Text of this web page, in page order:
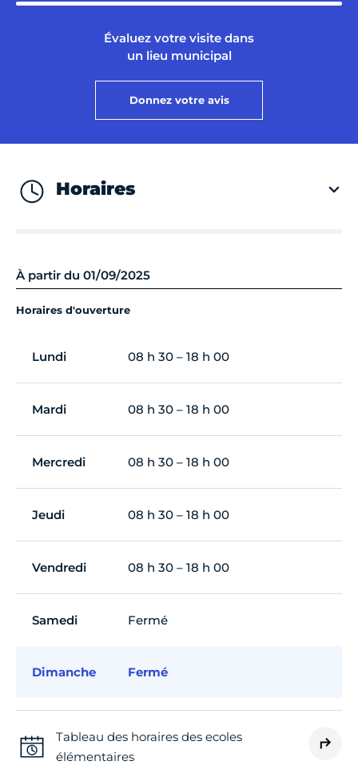
Évaluez votre visite dans
un lieu municipal
Donnez votre avis
Horaires
À partir du 01/09/2025
Horaires d'ouverture
Lundi 08 h 30 – 18 h 00
Mardi 08 h 30 – 18 h 00
Mercredi 08 h 30 – 18 h 00
Jeudi 08 h 30 – 18 h 00
Vendredi 08 h 30 – 18 h 00
Samedi Fermé
Dimanche Fermé
Tableau des horaires des ecoles
élémentaires